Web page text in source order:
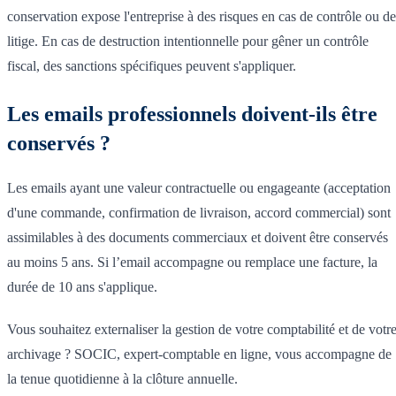
conservation expose l'entreprise à des risques en cas de contrôle ou de
litige. En cas de destruction intentionnelle pour gêner un contrôle
fiscal, des sanctions spécifiques peuvent s'appliquer.
Les emails professionnels doivent-ils être
conservés ?
Les emails ayant une valeur contractuelle ou engageante (acceptation
d'une commande, confirmation de livraison, accord commercial) sont
assimilables à des documents commerciaux et doivent être conservés
au moins 5 ans. Si l’email accompagne ou remplace une facture, la
durée de 10 ans s'applique.
Vous souhaitez externaliser la gestion de votre comptabilité et de votre
archivage ? SOCIC, expert-comptable en ligne, vous accompagne de
la tenue quotidienne à la clôture annuelle.